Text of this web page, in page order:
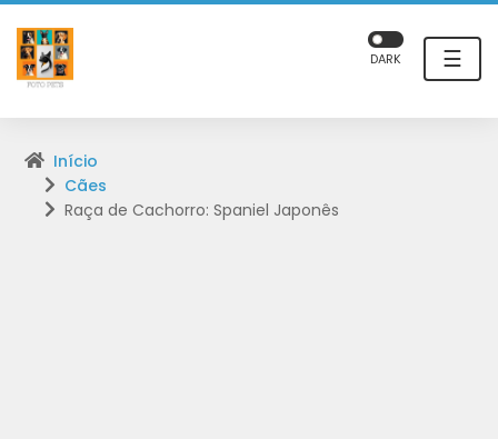
☰
DARK
Início
Cães
Raça de Cachorro: Spaniel Japonês